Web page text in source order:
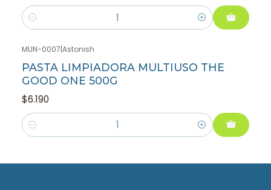
Cantidad
MUN-0007|Astonish
PASTA LIMPIADORA MULTIUSO THE
GOOD ONE 500G
$6.190
Cantidad